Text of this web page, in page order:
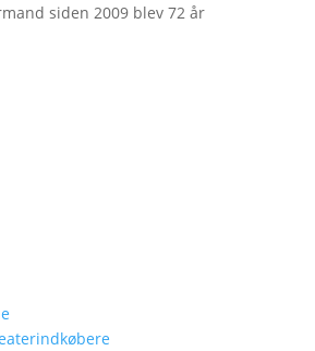
siden 2009 blev 72 år